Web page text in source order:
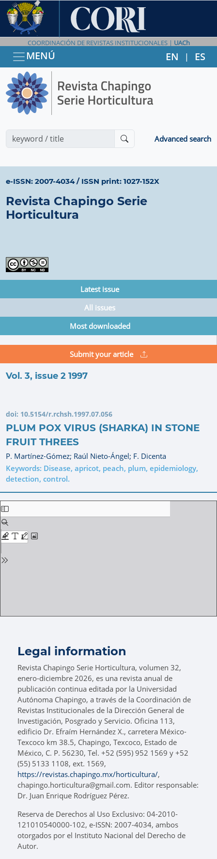
COORDINACIÓN DE REVISTAS INSTITUCIONALES | UACh
MENÚ EN | ES
Advanced search
e-ISSN: 2007-4034/ ISSN print: 1027-152X
Revista Chapingo Serie
Horticultura
Latest issue
All issues
Most downloaded
Submit your article
Vol. 3, issue 2 1997
doi: 10.5154/r.rchsh.1997.07.056
PLUM POX VIRUS (SHARKA) IN STONE
FRUIT THREES
P. Martínez-Gómez; Raúl Nieto-Ángel; F. Dicenta
Keywords: Disease, apricot, peach, plum, epidemiology,
detection, control.
Legal information
Revista Chapingo Serie Horticultura, volumen 32,
enero-diciembre 2026, es una revista anual de
publicación continua editada por la Universidad
Autónoma Chapingo, a través de la Coordinación de
Revistas Institucionales de la Dirección General de
Investigación, Posgrado y Servicio. Oficina 113,
edificio Dr. Efraím Hernández X., carretera México-
Texcoco km 38.5, Chapingo, Texcoco, Estado de
México, C. P. 56230, Tel. +52 (595) 952 1569 y +52
(55) 5133 1108, ext. 1569,
https://revistas.chapingo.mx/horticultura/,
chapingo.horticultura@gmail.com. Editor responsable:
Dr. Juan Enrique Rodríguez Pérez.
Reserva de Derechos al Uso Exclusivo: 04-2010-
121010540000-102, e-ISSN: 2007-4034, ambos
otorgados por el Instituto Nacional del Derecho de
Autor.